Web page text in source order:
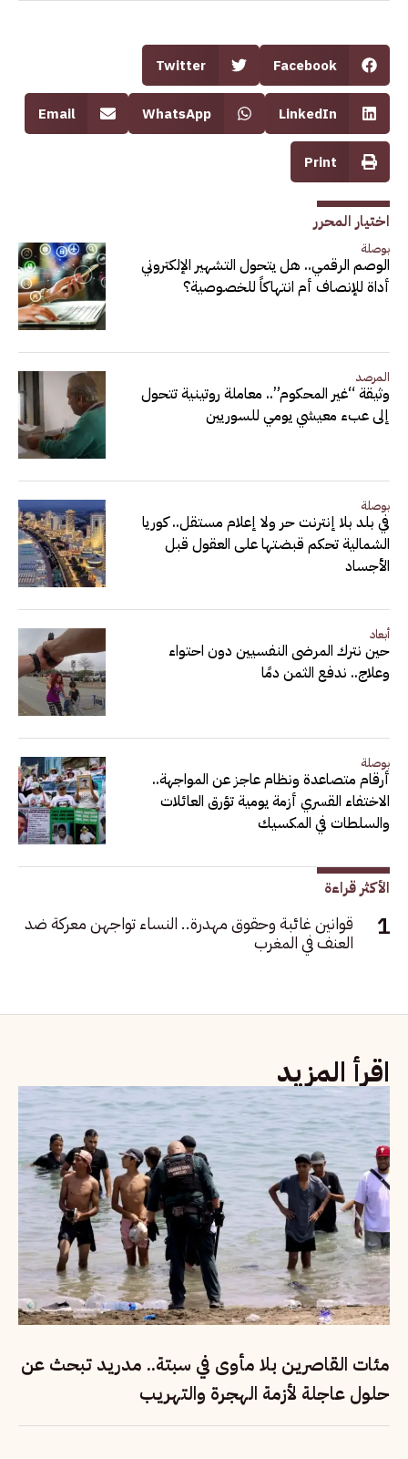
Facebook
Twitter
LinkedIn
WhatsApp
Email
Print
اختيار المحرر
بوصلة
الوصم الرقمي.. هل يتحول التشهير الإلكتروني
أداة للإنصاف أم انتهاكاً للخصوصية؟
المرصد
وثيقة “غير المحكوم”.. معاملة روتينية تتحول
إلى عبء معيشي يومي للسوريين
بوصلة
في بلد بلا إنترنت حر ولا إعلام مستقل.. كوريا
الشمالية تحكم قبضتها على العقول قبل
الأجساد
أبعاد
حين نترك المرضى النفسيين دون احتواء
وعلاج.. ندفع الثمن دمًا
بوصلة
أرقام متصاعدة ونظام عاجز عن المواجهة..
الاختفاء القسري أزمة يومية تؤرق العائلات
والسلطات في المكسيك
الأكثر قراءة
قوانين غائبة وحقوق مهدرة.. النساء تواجهن معركة ضد
العنف في المغرب
اقرأ المزيد
مئات القاصرين بلا مأوى في سبتة.. مدريد تبحث عن
حلول عاجلة لأزمة الهجرة والتهريب